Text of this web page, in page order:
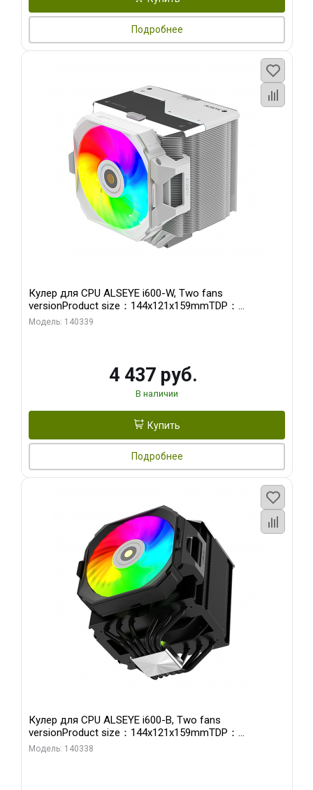
Подробнее
Кулер для CPU ALSEYE i600-W, Two fans
versionProduct size：144x121x159mmTDP：
270WSoldering technology CD textureApplication:Intel：
Модель: 140339
4 437 руб.
В наличии
Купить
Подробнее
Кулер для CPU ALSEYE i600-B, Two fans
versionProduct size：144x121x159mmTDP：
270WSoldering technology CD textureApplication:Intel：
Модель: 140338